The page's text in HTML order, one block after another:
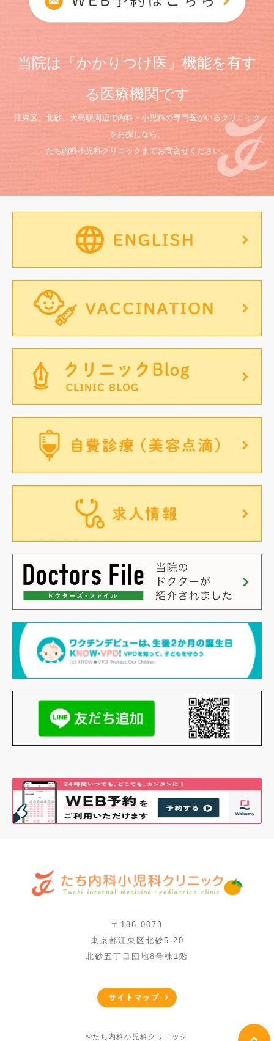
当院は「かかりつけ医」機能を有す
る医療機関です
江東区、北砂、大島駅周辺で内科・小児科の専門医がいるクリニック
をお探しなら、
たち内科小児科クリニックまでお問合せください。
〒136-0073
東京都江東区北砂5-20
北砂五丁目団地8号棟1階
©たち内科小児科クリニック